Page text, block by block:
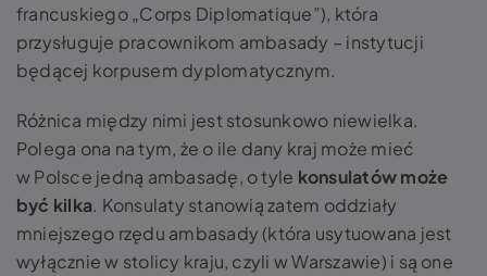
francuskiego „Corps Diplomatique”), która
przysługuje pracownikom ambasady – instytucji
będącej korpusem dyplomatycznym.
Różnica między nimi jest stosunkowo niewielka.
Polega ona na tym, że o ile dany kraj może mieć
w Polsce jedną ambasadę, o tyle konsulatów może
być kilka. Konsulaty stanowią zatem oddziały
mniejszego rzędu ambasady (która usytuowana jest
wyłącznie w stolicy kraju, czyli w Warszawie) i są one